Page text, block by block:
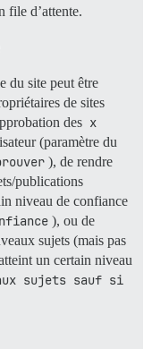
file d’attente.
du site peut être
de sites
des x
(paramètre du
), de rendre
publications
niveau de confiance
), ou de
sujets (mais pas
un certain niveau
sujets sauf si